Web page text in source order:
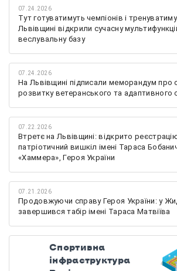
07.24.2026
Тут готуватимуть чемпіонів і
Львівщині відкрили сучасну
веслувальну базу
07.24.2026
На Львівщині підписали меморандум про
розвитку ветеранського та адаптивного
07.22.2026
Втретє на Львівщині: відкрито
патріотичний вишкіл імені Тараса
«Хаммера», Героя України
07.21.2026
Продовжуючи справу Героя України: у
завершився табір імені Тараса Матвіїва
Спортивна
інфраструктура